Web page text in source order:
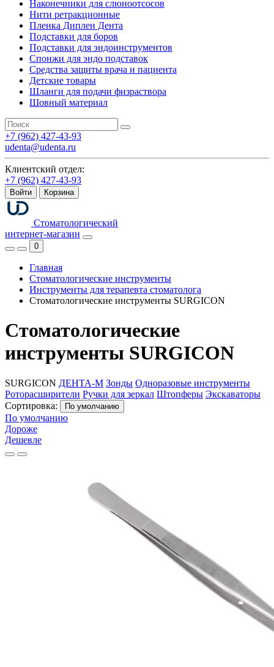
Наконечники для слюноотсосов
Нити ретракционные
Пленка Диплен Дента
Подставки для боров
Подставки для эндоинструментов
Спонжи для эндо подставок
Средства защиты врача и пациента
Детские товары
Шланги для подачи физраствора
Шовный материал
+7 (962) 427-43-93
udenta@udenta.ru
Клиентский отдел:
+7 (962) 427-43-93
Войти Корзина
Стоматологический
интернет-магазин
0
Главная
Стоматологические инструменты
Инструменты для терапевта стоматолога
Стоматологические инструменты SURGICON
Стоматологические
инструменты SURGICON
SURGICON ДЕНТА-М Зонды Одноразовые инструменты
Роторасширители Ручки для зеркал Штопферы Экскаваторы
Сортировка:
По умолчанию
По умолчанию
Дороже
Дешевле